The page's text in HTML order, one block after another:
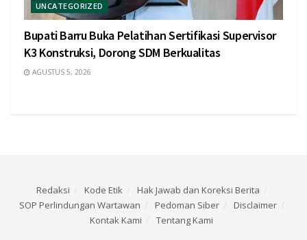
UNCATEGORIZED
Bupati Barru Buka Pelatihan Sertifikasi Supervisor
K3 Konstruksi, Dorong SDM Berkualitas
AGUSTUS 5, 2026
Redaksi Kode Etik
Hak Jawab dan Koreksi Berita
SOP Perlindungan Wartawan
Pedoman Siber
Disclaimer
Kontak Kami
Tentang Kami